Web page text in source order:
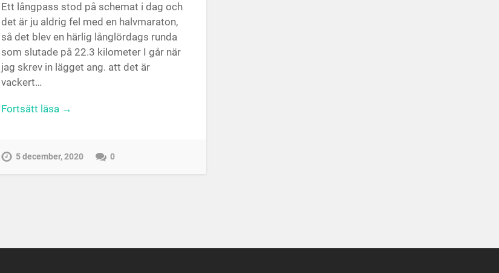
Ett långpass stod på schemat i dag och
det är ju aldrig fel med en halvmaraton,
så det blev en härlig långlördags runda
som slutade på 22.3 kilometer I går när
jag skrev in lägget ang. att det är
vackert…
Fortsätt läsa →
5 december, 2020 0